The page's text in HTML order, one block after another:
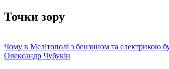
Точки зору
Чому в Мелітополі з бензином та електрикою
Олександр Чубукін